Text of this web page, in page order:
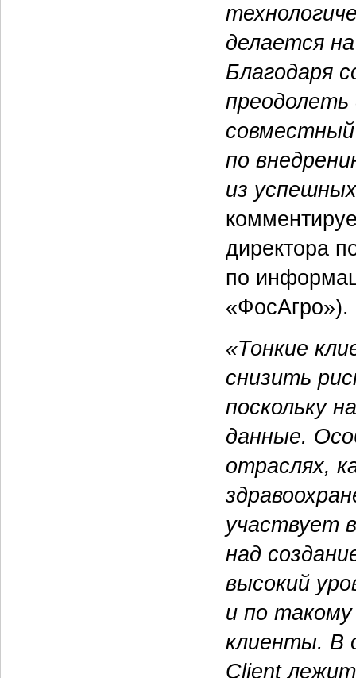
делается
Благодаря
совместный
по
из
директора
по
«ФосАгро»).
«Тонкие
снизить
поскольку
данные.
отраслях,
участвует
над
высокий
и по
клиенты. В
Client